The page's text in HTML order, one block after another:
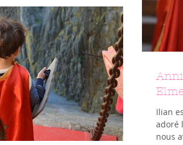
Ilian
adoré
nous